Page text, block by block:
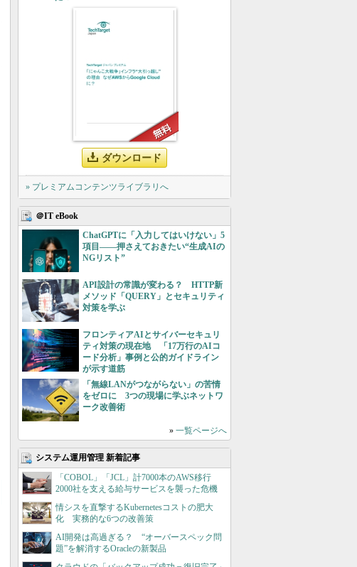
ダウンロード
» プレミアムコンテンツライブラリへ
＠IT eBook
ChatGPTに「入力してはいけない」5
項目――押さえておきたい“生成AIの
NGリスト”
API設計の常識が変わる？ HTTP新
メソッド「QUERY」とセキュリティ
対策を学ぶ
フロンティアAIとサイバーセキュリ
ティ対策の現在地 「17万行のAIコ
ード分析」事例と公的ガイドライン
が示す道筋
「無線LANがつながらない」の苦情
をゼロに 3つの現場に学ぶネットワ
ーク改善術
» 一覧ページへ
システム運用管理 新着記事
「COBOL」「JCL」計7000本のAWS移行
2000社を支える給与サービスを襲った危機
情シスを直撃するKubernetesコストの肥大
化 実務的な6つの改善策
AI開発は高過ぎる？ “オーバースペック問
題”を解消するOracleの新製品